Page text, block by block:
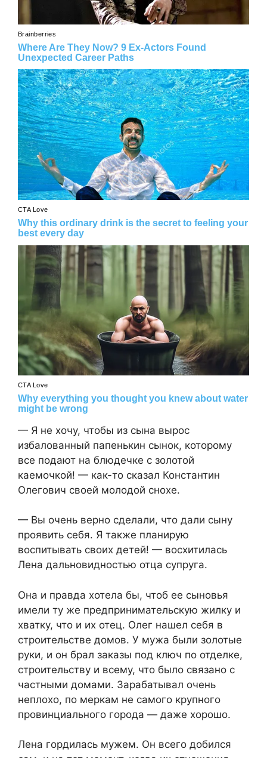
— Я не хочу, чтобы из сына вырос
избалованный папенькин сынок, которому
все подают на блюдечке с золотой
каемочкой! — как-то сказал Константин
Олегович своей молодой снохе.
— Вы очень верно сделали, что дали сыну
проявить себя. Я также планирую
воспитывать своих детей! — восхитилась
Лена дальновидностью отца супруга.
Она и правда хотела бы, чтоб ее сыновья
имели ту же предпринимательскую жилку и
хватку, что и их отец. Олег нашел себя в
строительстве домов. У мужа были золотые
руки, и он брал заказы под ключ по отделке,
строительству и всему, что было связано с
частными домами. Зарабатывал очень
неплохо, по меркам не самого крупного
провинциального города — даже хорошо.
Лена гордилась мужем. Он всего добился